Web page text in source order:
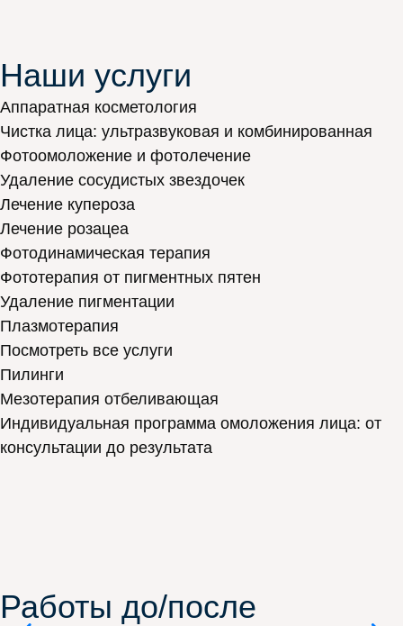
Наши услуги
Аппаратная косметология
Чистка лица: ультразвуковая и комбинированная
Фотоомоложение и фотолечение
Удаление сосудистых звездочек
Лечение купероза
Лечение розацеа
Фотодинамическая терапия
Фототерапия от пигментных пятен
Удаление пигментации
Плазмотерапия
Посмотреть все услуги
Пилинги
Мезотерапия отбеливающая
Индивидуальная программа омоложения лица: от
консультации до результата
Работы до/после